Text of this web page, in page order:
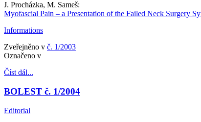
J. Procházka, M. Sameš:
Myofascial Pain – a Presentation of the Failed Neck Surgery
Informations
Zveřejněno v č. 1/2003
Označeno v
Číst dál...
BOLEST č. 1/2004
Editorial